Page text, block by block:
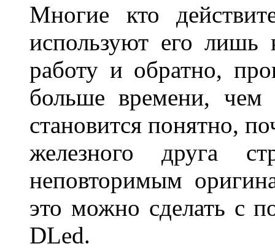
Многие кто
используют его лишь
работу и обратно,
больше времени, чем
становится понятно,
железного друга
неповторимым
это можно сделать с
DLed.